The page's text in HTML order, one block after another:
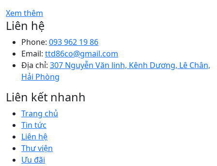
Xem thêm
Liên hệ
Phone: 093 962 19 86
Email: ttd86co@gmail.com
Địa chỉ: 307 Nguyễn Văn linh, Kênh Dương, Lê Chân,
Hải Phòng
Liên kết nhanh
Trang chủ
Tin tức
Liên hệ
Thư viện
Ưu đãi